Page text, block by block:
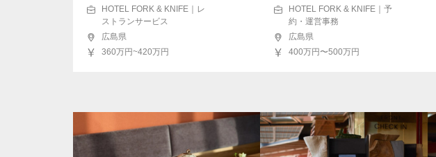
HOTEL FORK & KNIFE｜レ
ストランサービス
広島県
360万円~420万円
HOTEL FORK & KNIFE｜予
約・運営事務
広島県
400万円〜500万円